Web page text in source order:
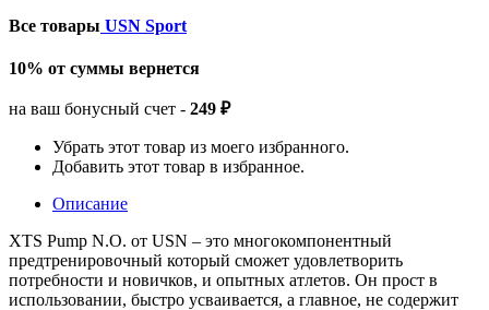
Все товары USN Sport
10% от суммы вернется
на ваш бонусный счет - 249 ₽
Убрать этот товар из моего избранного.
Добавить этот товар в избранное.
Описание
XTS Pump N.O. от USN – это многокомпонентный
предтренировочный который сможет удовлетворить
потребности и новичков, и опытных атлетов. Он прост в
использовании, быстро усваивается, а главное, не содержит